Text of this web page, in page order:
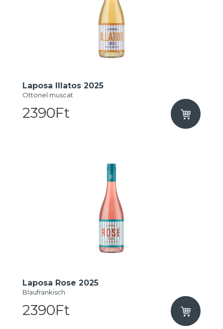
Laposa Illatos 2025
Ottonel muscat
2390Ft
Laposa Rose 2025
Blaufrankisch
2390Ft